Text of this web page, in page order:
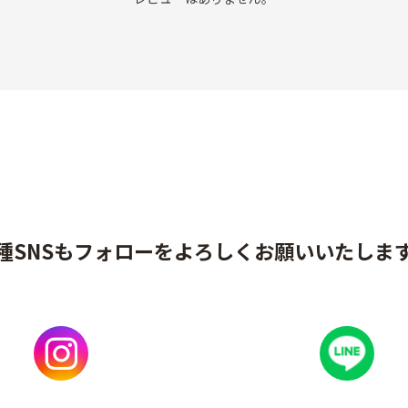
SNSもフォローをよろしくお願いいたしま